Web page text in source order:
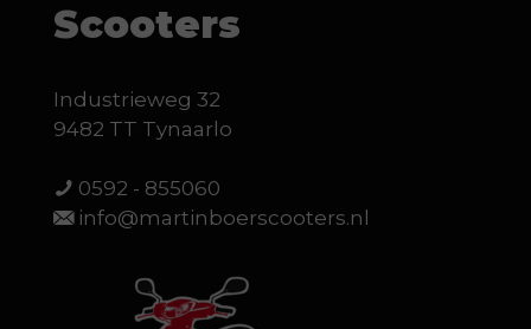
Scooters
Industrieweg 32
9482 TT Tynaarlo
0592 - 855060
info@martinboerscooters.nl